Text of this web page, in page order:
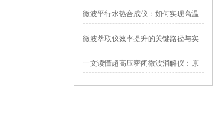
时？
微波平行水热合成仪：如何实现高温
均一性？
微波萃取仪效率提升的关键路径与实
一文读懂超高压密闭微波消解仪：原